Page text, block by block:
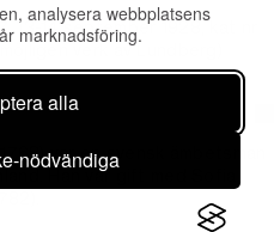
analysera webbplatsens
marknadsföring.
alla
nödvändiga
13-14 september 1928, kat nr
verk av Lundberg)
var en svensk ämbetsman
Han var gift med Sofia